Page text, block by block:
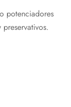
potenciadores